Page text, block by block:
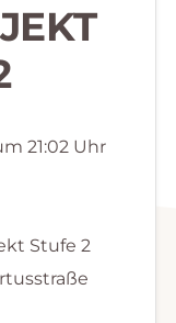
21:02 Uhr
Stufe 2